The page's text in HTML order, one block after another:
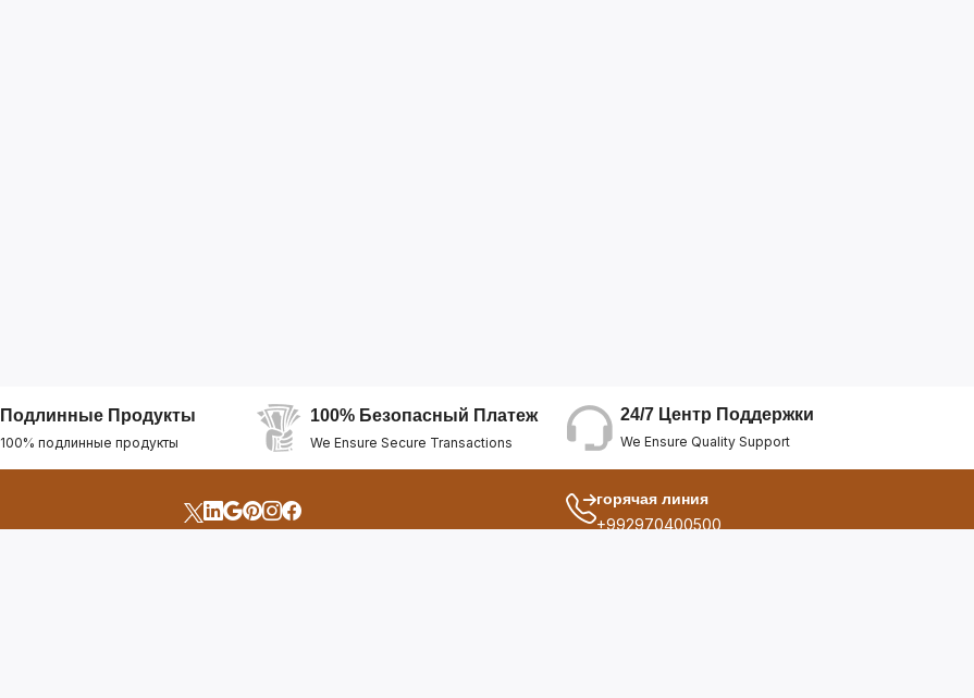
Подлинные Продукты
100% подлинные продукты
100% Безопасный Платеж
We Ensure Secure Transactions
24/7 Центр Поддержки
We Ensure Quality Support
горячая линия
+992970400500